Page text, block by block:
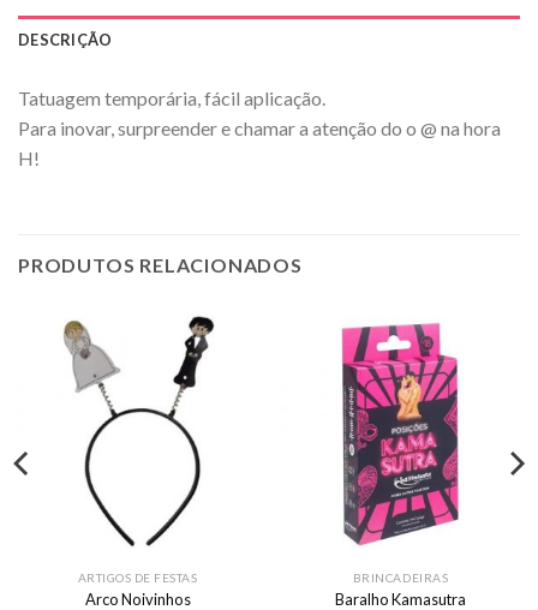
DESCRIÇÃO
Tatuagem temporária, fácil aplicação.
Para inovar, surpreender e chamar a atenção do o @ na hora
H!
PRODUTOS RELACIONADOS
ARTIGOS DE FESTAS
Arco Noivinhos
BRINCADEIRAS
Baralho Kamasutra